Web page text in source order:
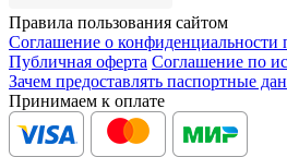
Правила пользования сайтом
Соглашение о конфиденциальности
Публичная оферта Соглашение по
Зачем предоставлять паспортные
Принимаем к оплате